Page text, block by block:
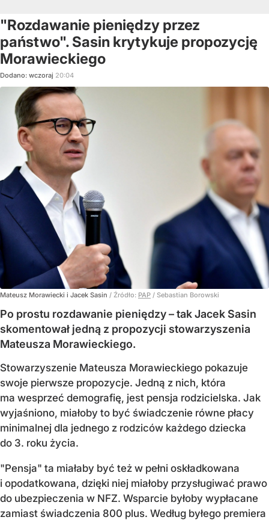
"Rozdawanie pieniędzy przez
państwo". Sasin krytykuje propozycję
Morawieckiego
Dodano: wczoraj 20:04
Mateusz Morawiecki i Jacek Sasin / Źródło: PAP / Sebastian Borowski
Po prostu rozdawanie pieniędzy – tak Jacek Sasin
skomentował jedną z propozycji stowarzyszenia
Mateusza Morawieckiego.
Stowarzyszenie Mateusza Morawieckiego pokazuje
swoje pierwsze propozycje. Jedną z nich, która
ma wesprzeć demografię, jest pensja rodzicielska. Jak
wyjaśniono, miałoby to być świadczenie równe płacy
minimalnej dla jednego z rodziców każdego dziecka
do 3. roku życia.
"Pensja" ta miałaby być też w pełni oskładkowana
i opodatkowana, dzięki niej miałoby przysługiwać prawo
do ubezpieczenia w NFZ. Wsparcie byłoby wypłacane
zamiast świadczenia 800 plus. Według byłego premiera